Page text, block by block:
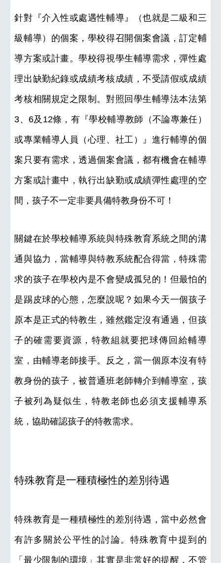
針對『介入性或處遇性輔導』（也就是二級和三
級輔導）的個案，學校得召開個案會議，訂定輔
導方案或計畫。學校得視學生輔導需求，彈性處
理出缺勤紀錄或成績考核成績，不受請假或成績
考核相關規定之限制。對照回學生輔導法本法第
3、6及12條，有『學校輔導教師（不論專兼任）
或專業輔導人員（心理、社工）』進行輔導的個
案只要有需求，透過個案會議，都有機會在輔導
方案或計畫中，執行出缺勤或成績彈性處理的空
間，孩子不一定非要具備特教身份不可！
關鍵在於學校輔導系統與特殊教育系統之間的溝
通與協力，當輔導與特教系統配合得當，特殊需
求的孩子在學校內是不會變成孤兒的！但最怕的
是踢皮球的心態，怎麼說呢？如果今天一個孩子
原本是正式的特教生，雖然鑑定沒有通過，但孩
子的確需要資源，特教組就要把球傳回給輔導
室，由輔導老師接手。反之，當一個原本沒有特
教身份的孩子，被普通班老師轉介到輔導室，孩
子被列為疑似生，特教老師也必須支援輔導系
統，協助確認孩子的特教需求。
特殊教育是一種積極性的差別待遇
特殊教育是一種積極性的差別待遇，當中必然會
有許多關於公平性的討論。特殊教育中提到的
「最少限制的環境」其實是非常好的提醒，不管